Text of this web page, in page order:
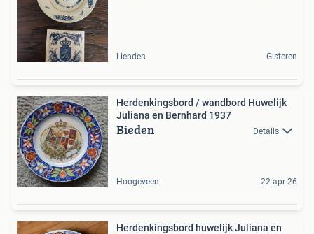
Lienden Gisteren
Herdenkingsbord / wandbord Huwelijk
Juliana en Bernhard 1937
Bieden Details
Hoogeveen 22 apr 26
Herdenkingsbord huwelijk Juliana en